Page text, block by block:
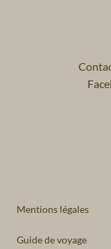
Mentions légales
Guide de voyage